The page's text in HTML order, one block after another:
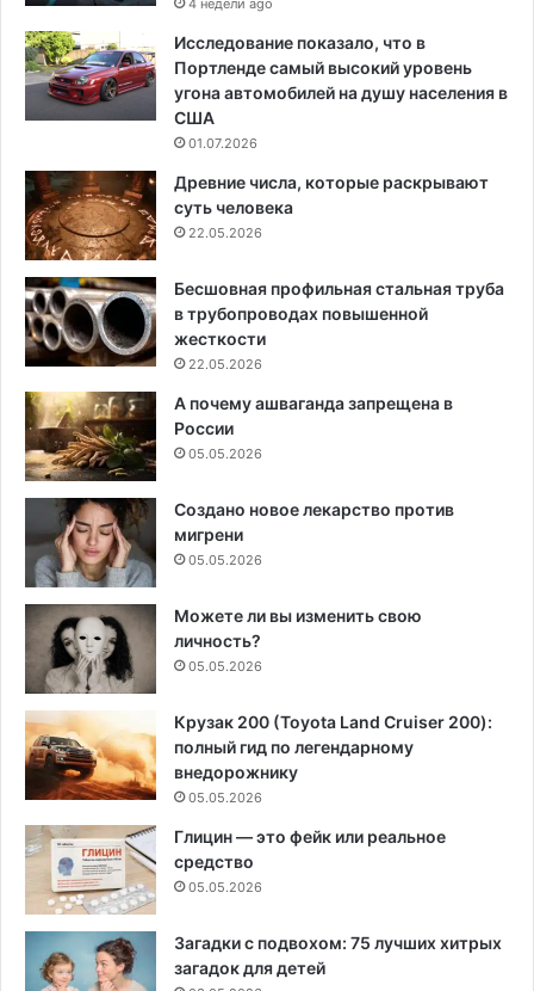
Исследование показало, что в
Портленде самый высокий уровень
угона автомобилей на душу населения в
США
01.07.2026
Древние числа, которые раскрывают
суть человека
22.05.2026
Бесшовная профильная стальная труба
в трубопроводах повышенной
жесткости
22.05.2026
А почему ашваганда запрещена в
России
05.05.2026
Создано новое лекарство против
мигрени
05.05.2026
Можете ли вы изменить свою
личность?
05.05.2026
Крузак 200 (Toyota Land Cruiser 200):
полный гид по легендарному
внедорожнику
05.05.2026
Глицин — это фейк или реальное
средство
05.05.2026
Загадки с подвохом: 75 лучших хитрых
загадок для детей